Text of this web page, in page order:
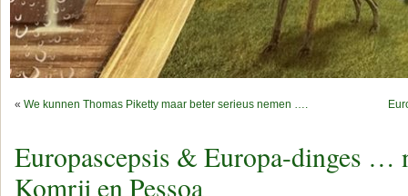
« We kunnen Thomas Piketty maar beter serieus nemen ….
Europascepsis & Europa-dinges …
Komrij en Pessoa